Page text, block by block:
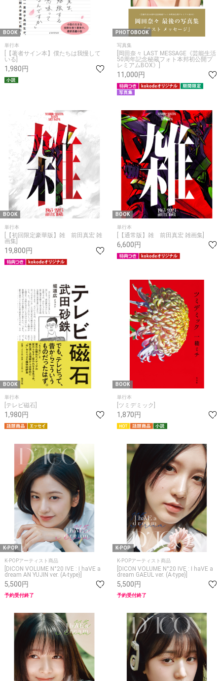
BOOK
単行本
[【著者サイン本】僕たちは我慢して
いる]
1,980円
PHOTOBOOK
写真集
[岡田奈々 LAST MESSAGE《芸能生活
50周年記念秘蔵フォト本邦初公開プ
レミアムBOX》]
11,000円
BOOK
単行本
[【初回限定豪華版】雑 前田真宏 雑
画集]
19,800円
BOOK
単行本
[【通常版】雑 前田真宏 雑画集]
6,600円
BOOK
単行本
[テレビ磁石]
1,980円
BOOK
単行本
[ツミデミック]
1,870円
K-POP
K-POPアーティスト商品
[DICON VOLUME N°20 IVE : I haVE a
dream AN YUJIN ver. (A-type)]
5,500円
予約受付終了
K-POP
K-POPアーティスト商品
[DICON VOLUME N°20 IVE : I haVE a
dream GAEUL ver. (A-type)]
5,500円
予約受付終了